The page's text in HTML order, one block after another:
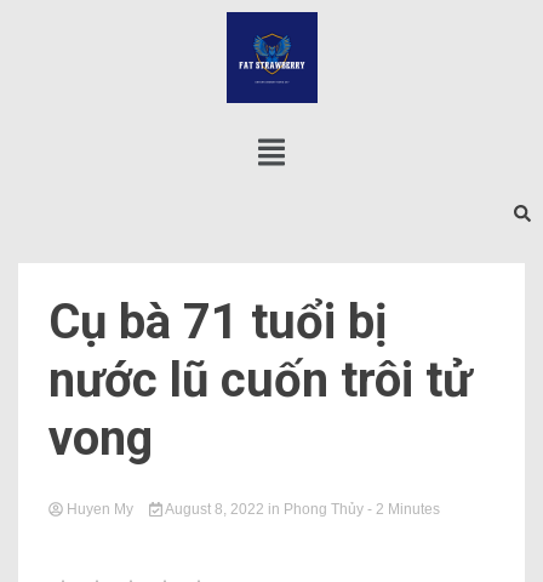
Cụ bà 71 tuổi bị
nước lũ cuốn trôi tử
vong
Huyen My August 8, 2022 in Phong Thủy - 2 Minutes